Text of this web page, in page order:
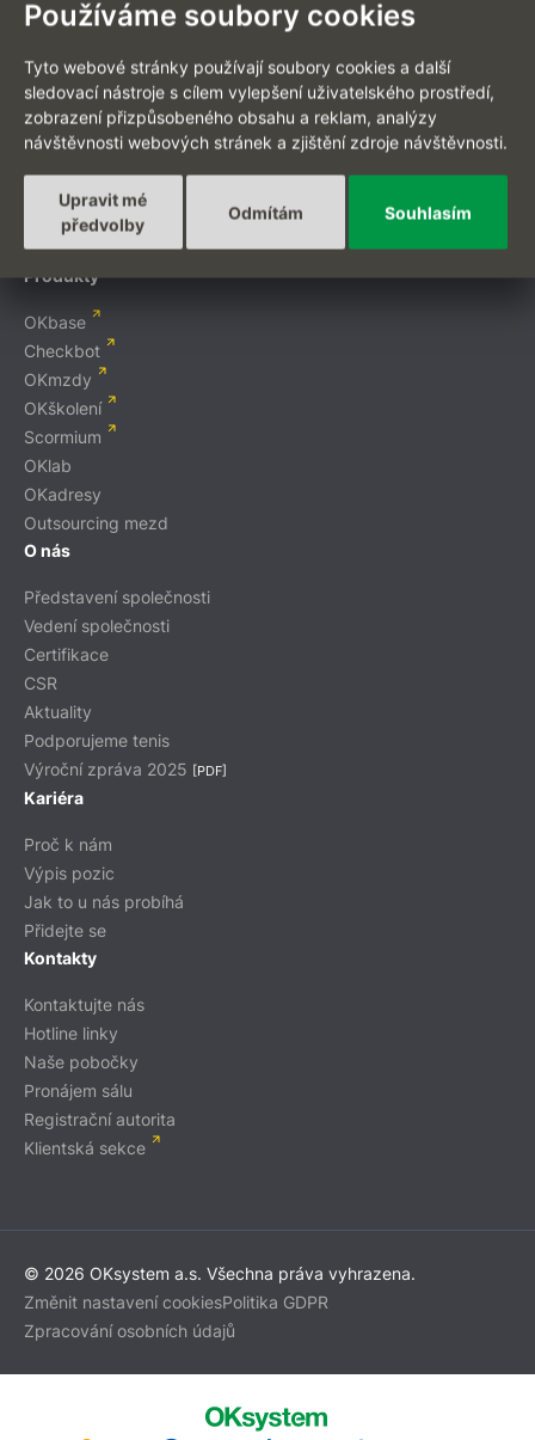
Používáme soubory cookies
Tyto webové stránky používají soubory cookies a další
sledovací nástroje s cílem vylepšení uživatelského prostředí,
zobrazení přizpůsobeného obsahu a reklam, analýzy
návštěvnosti webových stránek a zjištění zdroje návštěvnosti.
Souhlasím
Odmítám
Upravit mé
předvolby
Projekty na míru
Digitální transformace
Mobilní aplikace
Integrační platformy
E-commerce
Produkty
OKbase
Checkbot
OKmzdy
OKškolení
Scormium
OKlab
OKadresy
Outsourcing mezd
O nás
Představení společnosti
Vedení společnosti
Certifikace
CSR
Aktuality
Podporujeme tenis
Výroční zpráva 2025 [PDF]
Kariéra
Proč k nám
Výpis pozic
Jak to u nás probíhá
Přidejte se
Kontakty
Kontaktujte nás
Hotline linky
Naše pobočky
Pronájem sálu
Registrační autorita
Klientská sekce
© 2026 OKsystem a.s. Všechna práva vyhrazena.
Změnit nastavení cookiesPolitika GDPR
Zpracování osobních údajů